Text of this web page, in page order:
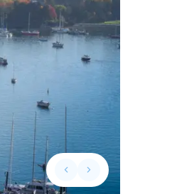
keyboard_arrow_leftPrevious slide
keyboard_arrow_rightNext slide